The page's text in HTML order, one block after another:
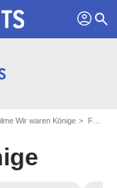
profil search
Wir waren Könige Foto zum Film Wir waren Könige - Bild 11